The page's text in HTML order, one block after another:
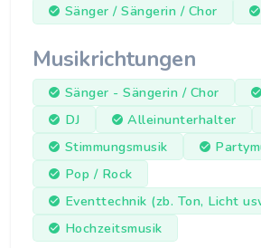
Sänger / Sängerin / Chor
Musikrichtungen
Sänger - Sängerin / Chor
DJ
Alleinunterhalter
Stimmungsmusik
Pop / Rock
Eventtechnik (zb. Ton, Licht
Hochzeitsmusik